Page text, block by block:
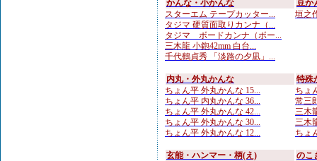
かんな・小かんな
スターエム テープカッター...
タジマ 硬質面取りカンナ（...
タジマ ボードカンナ（ボー...
三木龍 小鉋42mm 白台...
千代鶴貞秀 「淡路の夕凪」...
豆か
垣之
内丸・外丸かんな
ちょん平 外丸かんな 15...
ちょん平 内丸かんな 36...
ちょん平 外丸かんな 42...
ちょん平 外丸かんな 30...
ちょん平 外丸かんな 12...
特殊
ちょ
常三
三木
三木
ちょ
玄能・ハンマー・柄(え)
のこ